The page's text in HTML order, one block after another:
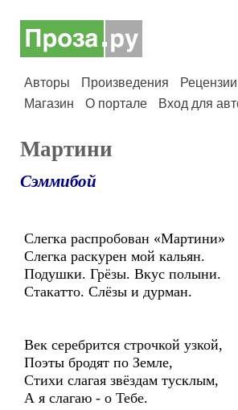
Авторы Произведения Рецензии
Магазин
О портале Вход для
Мартини
Сэммибой
Слегка распробован «Мартини»
Слегка раскурен мой кальян.
Подушки. Грёзы. Вкус полыни.
Стакатто. Слёзы и дурман.
Век серебрится строчкой узкой,
Поэты бродят по Земле,
Стихи слагая звёздам тусклым,
А я слагаю - о Тебе.